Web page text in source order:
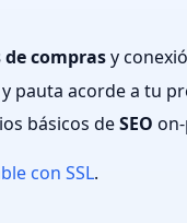
comprasy
pauta acorde a tu
básicos deSEO
con SSL.